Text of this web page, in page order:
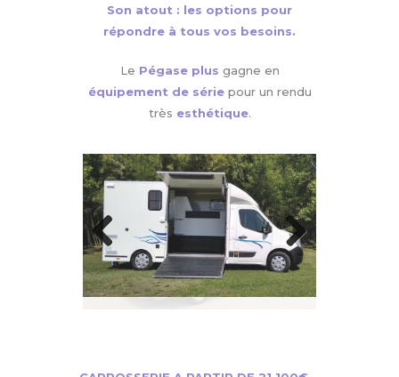
FR
Son atout : les options pour
répondre à tous vos besoins.
Le Pégase plus gagne en
équipement de sériepour un rendu
très esthétique.
Previ
ous
Next